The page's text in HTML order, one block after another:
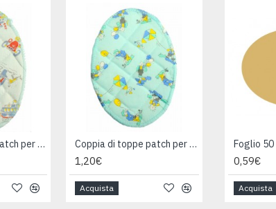
Coppia di toppe patch per tessuti Coppia di toppe patch per tessuti
1,20€
Acquista
1,20€
Acquista
0,59€
Acquista